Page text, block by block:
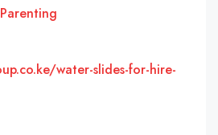
water-slides-for-hire-